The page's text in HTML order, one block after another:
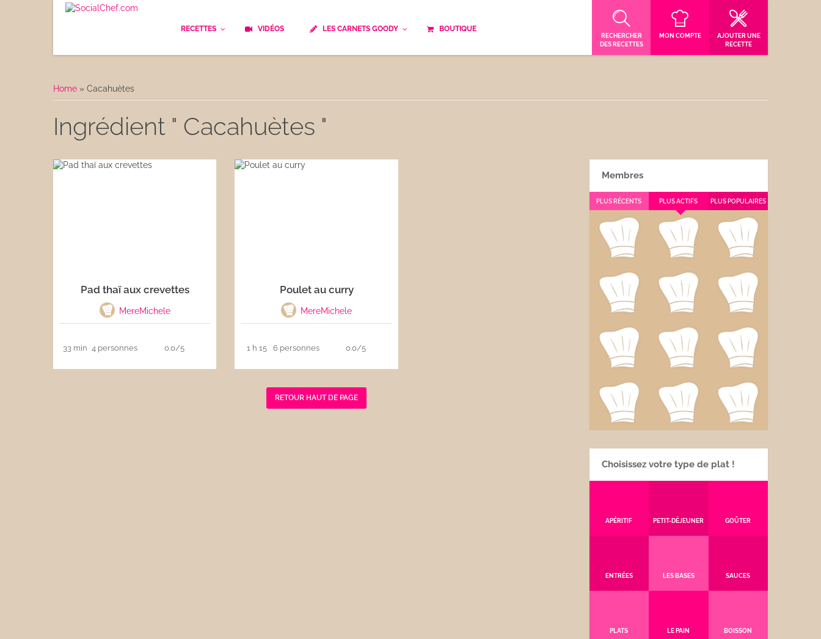
RECETTES
Le Pain
Apéritifs
Déjeuner
Boissons
Cuisine française traditionnelle
Enfants
VIDÉOS LES CARNETS GOODY
Spécialité culinaire
Les astuces Goody
BOUTIQUE
RECHERCHER
DES RECETTES
MON COMPTE
AJOUTER UNE
RECETTE
Home » Cacahuètes
Ingrédient " Cacahuètes "
Pad thaï aux crevettes
MereMichele
33 min 4 personnes 0.0/5
Poulet au curry
MereMichele
1 h 15 6 personnes 0.0/5
RETOUR HAUT DE PAGE
Membres
PLUS RÉCENTS PLUS ACTIFS PLUS POPULAIRES
Choisissez votre type de plat !
APÉRITIF PETIT-DÉJEUNER GOÛTER
ENTRÉES LES BASES SAUCES
PLATS LE PAIN BOISSON